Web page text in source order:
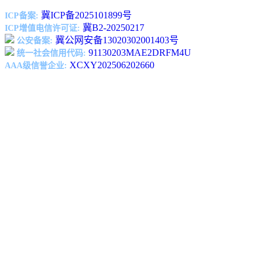
ICP备案: 冀ICP备2025101899号
ICP增值电信许可证: 冀B2-20250217
公安备案: 冀公网安备13020302001403号
统一社会信用代码: 91130203MAE2DRFM4U
AAA级信誉企业: XCXY202506202660